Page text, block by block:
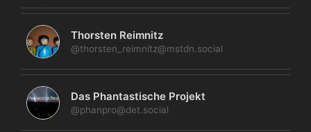
Thorsten Reimnitz
@thorsten_reimnitz@mstdn.social
Das Phantastische Projekt
@phanpro@det.social